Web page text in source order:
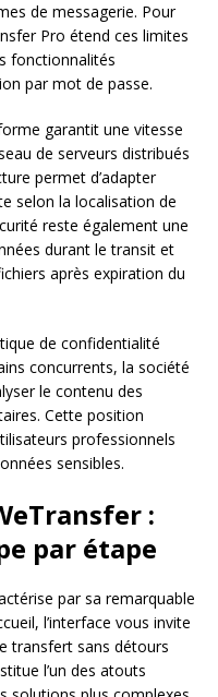
de messagerie. Pour
Pro étend ces limites
fonctionnalités
par mot de passe.
garantit une vitesse
de serveurs distribués
permet d’adapter
selon la localisation de
reste également une
durant le transit et
après expiration du
de confidentialité
concurrents, la société
le contenu des
Cette position
professionnels
sensibles.
:
par étape
par sa remarquable
l’interface vous invite
transfert sans détours
l’un des atouts